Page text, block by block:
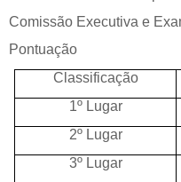
Comissão Executiva e
Pontuação
Classificação
1º Lugar
2º Lugar
3º Lugar